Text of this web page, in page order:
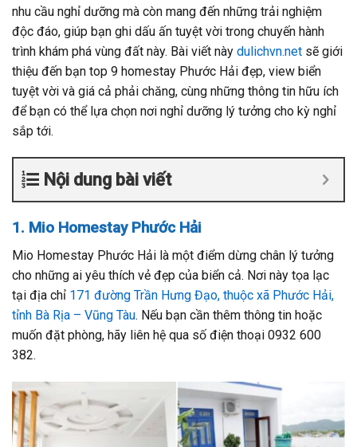
nhu cầu nghỉ dưỡng mà còn mang đến những trải nghiệm
độc đáo, giúp bạn ghi dấu ấn tuyệt vời trong chuyến hành
trình khám phá vùng đất này. Bài viết này dulichvn.net sẽ giới
thiệu đến bạn top 9 homestay Phước Hải đẹp, view biển
tuyệt vời và giá cả phải chăng, cùng những thông tin hữu ích
để bạn có thể lựa chọn nơi nghỉ dưỡng lý tưởng cho kỳ nghỉ
sắp tới.
Nội dung bài viết
1. Mio Homestay Phước Hải
Mio Homestay Phước Hải là một điểm dừng chân lý tưởng
cho những ai yêu thích vẻ đẹp của biển cả. Nơi này tọa lạc
tại địa chỉ 171 đường Trần Hưng Đạo, thuộc xã Phước Hải,
tỉnh Bà Rịa – Vũng Tàu. Nếu bạn cần thêm thông tin hoặc
muốn đặt phòng, hãy liên hệ qua số điện thoại 0932 600
382.